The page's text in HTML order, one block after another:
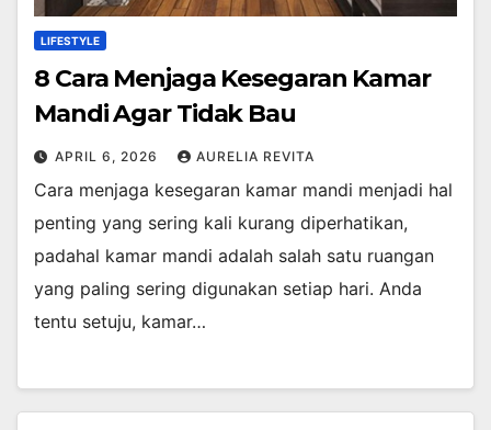
LIFESTYLE
8 Cara Menjaga Kesegaran Kamar
Mandi Agar Tidak Bau
APRIL 6, 2026 AURELIA REVITA
Cara menjaga kesegaran kamar mandi menjadi hal
penting yang sering kali kurang diperhatikan,
padahal kamar mandi adalah salah satu ruangan
yang paling sering digunakan setiap hari. Anda
tentu setuju, kamar…